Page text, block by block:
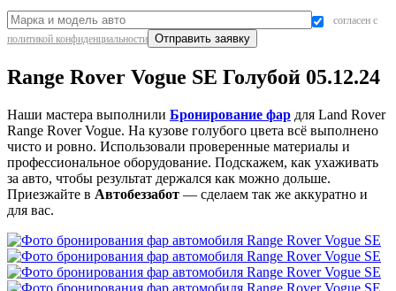
согласен с
политикой конфиденциальности
Range Rover Vogue SE Голубой 05.12.24
Наши мастера выполнили Бронирование фар для Land Rover
Range Rover Vogue. На кузове голубого цвета всё выполнено
чисто и ровно. Использовали проверенные материалы и
профессиональное оборудование. Подскажем, как ухаживать
за авто, чтобы результат держался как можно дольше.
Приезжайте в Автобеззабот — сделаем так же аккуратно и
для вас.